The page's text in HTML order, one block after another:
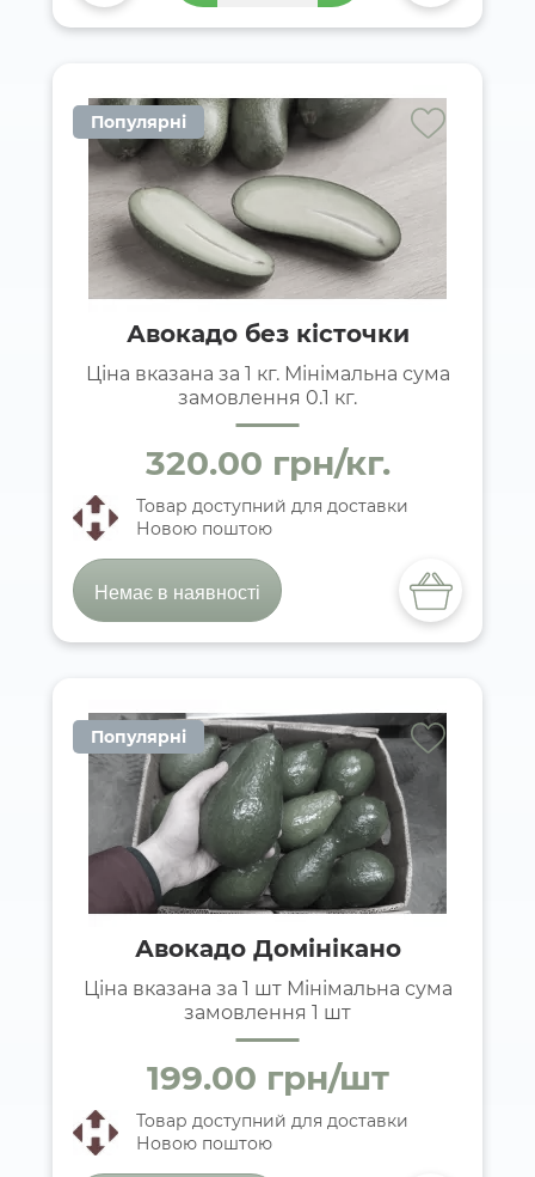
Популярні
Авокадо без кісточки
Ціна вказана за 1 кг. Мінімальна сума
замовлення 0.1 кг.
320.00 грн/кг.
Товар доступний для доставки
Новою поштою
Немає в наявності
Популярні
Авокадо Домінікано
Ціна вказана за 1 шт Мінімальна сума
замовлення 1 шт
199.00 грн/шт
Товар доступний для доставки
Новою поштою